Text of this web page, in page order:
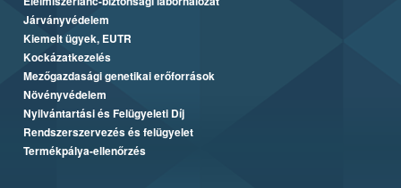
Járványvédelem
Kiemelt ügyek, EUTR
Kockázatkezelés
Mezőgazdasági genetikai erőforrások
Növényvédelem
Nyilvántartási és Felügyeleti Díj
Rendszerszervezés és felügyelet
Termékpálya-ellenőrzés